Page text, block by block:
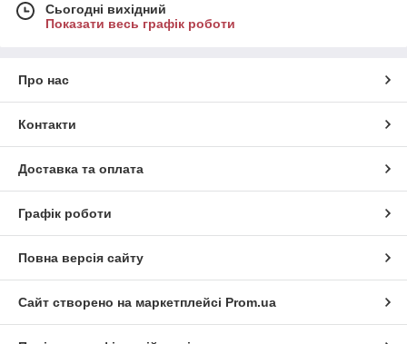
Сьогодні вихідний
Показати весь графік роботи
Про нас
Контакти
Доставка та оплата
Графік роботи
Повна версія сайту
Сайт створено на маркетплейсі Prom.ua